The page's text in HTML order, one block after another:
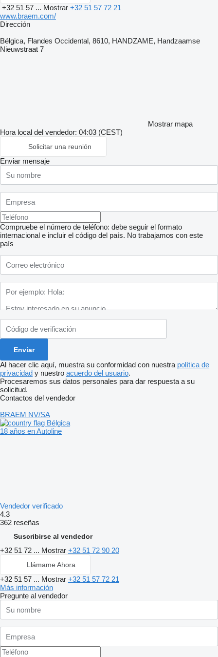
+32 51 57 ... Mostrar +32 51 57 72 21
www.braem.com/
Dirección
Bélgica, Flandes Occidental, 8610, HANDZAME, Handzaamse
Nieuwstraat 7
Mostrar mapa
Hora local del vendedor: 04:03 (CEST)
Solicitar una reunión
Enviar mensaje
Compruebe el número de teléfono: debe seguir el formato
internacional e incluir el código del país. No trabajamos con este
país
Al hacer clic aquí, muestra su conformidad con nuestra política de
privacidad y nuestro acuerdo del usuario.
Procesaremos sus datos personales para dar respuesta a su
solicitud.
Contactos del vendedor
BRAEM NV/SA
Bélgica
18 años en Autoline
Vendedor verificado
4.3
362 reseñas
Suscribirse al vendedor
+32 51 72 ... Mostrar +32 51 72 90 20
Llámame Ahora
+32 51 57 ... Mostrar +32 51 57 72 21
Más información
Pregunte al vendedor